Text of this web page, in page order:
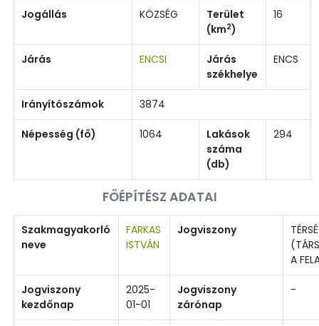
Jogállás KÖZSÉG
Terület
(km2)
16
Járás ENCSI
Járás
székhelye
ENCS
Irányítószámok 3874
Népesség (fő) 1064
Lakások
száma
(db)
294
FŐÉPÍTÉSZ ADATAI
Szakmagyakorló
neve
FARKAS
ISTVÁN
Jogviszony
A
Jogviszony
kezdőnap
2025-
01-01
Jogviszony
zárónap
-